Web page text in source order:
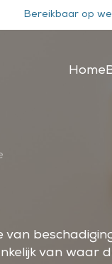
Bereikbaar op
Home
van
van waar